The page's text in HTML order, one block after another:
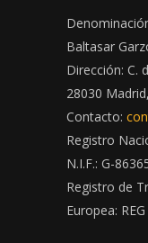
Baltasar
Dirección: C.
28030
Contacto:
Registro
N.I.F.: G-
Registro de
Europea: